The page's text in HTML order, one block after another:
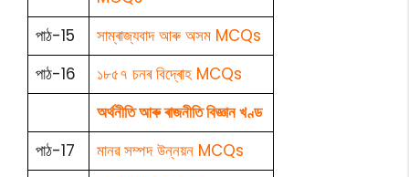
পাঠ-15
সাম্ৰাজ্যবাদ আৰু অসম MCQs
পাঠ-16
১৮৫৭ চনৰ বিদ্ৰোহ MCQs
অৰ্থনীতি আৰু ৰাজনীতি বিজ্ঞান খণ্ড
পাঠ-17
মানৱ সম্পদ উন্নয়ন MCQs